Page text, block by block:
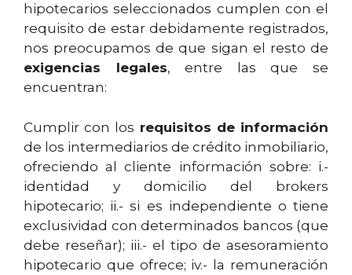
hipotecarios seleccionados cumplen con el
requisito de estar debidamente registrados,
nos preocupamos de que sigan el resto de
exigencias legales, entre las que se
encuentran:
Cumplir con los requisitos de información
de los intermediarios de crédito inmobiliario,
ofreciendo al cliente información sobre: i.-
identidad y domicilio del brokers
hipotecario; ii.- si es independiente o tiene
exclusividad con determinados bancos (que
debe reseñar); iii.- el tipo de asesoramiento
hipotecario que ofrece; iv.- la remuneración